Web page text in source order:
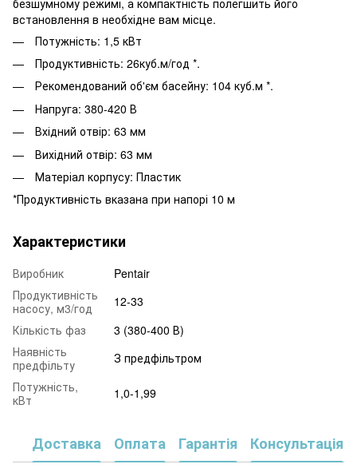
встановлення в необхідне вам місце.
Потужність: 1,5 кВт
Продуктивність: 26куб.м/год *.
Рекомендований об'єм басейну: 104 куб.м *.
Напруга: 380-420 В
Вхідний отвір: 63 мм
Вихідний отвір: 63 мм
Матеріал корпусу: Пластик
*Продуктивність вказана при напорі 10 м
Характеристики
Виробник
Pentair
Продуктивність
насосу, м3/год
12-33
Кількість фаз
3 (380-400 В)
Наявність
предфільту
З предфільтром
Потужність,
кВт
1,0-1,99
Доставка Оплата Гарантія Консультація